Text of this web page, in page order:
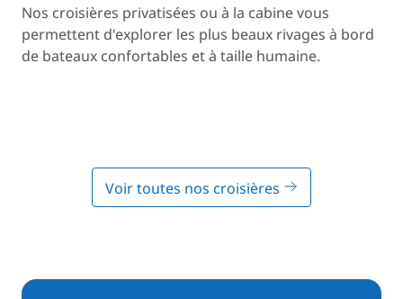
Nos croisières privatisées ou à la cabine vous
permettent d'explorer les plus beaux rivages à bord
de bateaux confortables et à taille humaine.
Voir toutes nos croisières